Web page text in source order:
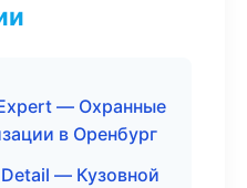
— Охранные
в Оренбург
— Кузовной